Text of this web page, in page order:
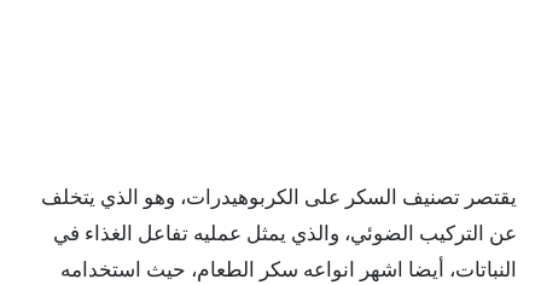
يقتصر تصنيف السكر على الكربوهيدرات، وهو الذي يتخلف
عن التركيب الضوئي، والذي يمثل عمليه تفاعل الغذاء في
النباتات، أيضا اشهر انواعه سكر الطعام، حيث استخدامه